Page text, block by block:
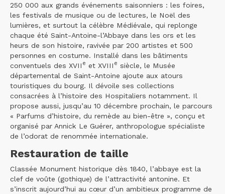
250 000 aux grands événements saisonniers : les foires,
les festivals de musique ou de lectures, le Noël des
lumières, et surtout la célèbre Médiévale, qui replonge
chaque été Saint-Antoine-l’Abbaye dans les ors et les
heurs de son histoire, ravivée par 200 artistes et 500
personnes en costume. Installé dans les bâtiments
conventuels des XVII e et XVIII e siècle, le Musée
départemental de Saint-Antoine ajoute aux atours
touristiques du bourg. Il dévoile ses collections
consacrées à l’histoire des Hospitaliers notamment. Il
propose aussi, jusqu’au 10 décembre prochain, le parcours
« Parfums d’histoire, du remède au bien-être », conçu et
organisé par Annick Le Guérer, anthropologue spécialiste
de l’odorat de renommée internationale.
Restauration de taille
Classée Monument historique dès 1840, l’abbaye est la
clef de voûte (gothique) de l’attractivité antonine. Et
s’inscrit aujourd’hui au cœur d’un ambitieux programme de